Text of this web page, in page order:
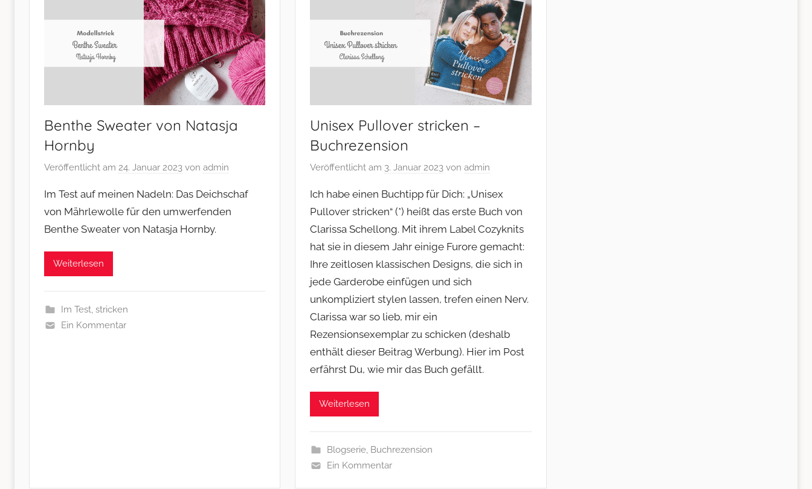
Benthe Sweater von Natasja
Hornby
Veröffentlicht am 24. Januar 2023 von admin
Im Test auf meinen Nadeln: Das Deichschaf
von Mährlewolle für den umwerfenden
Benthe Sweater von Natasja Hornby.
Weiterlesen
Im Test, stricken
Ein Kommentar
Unisex Pullover stricken –
Buchrezension
Veröffentlicht am 3. Januar 2023 vonadmin
Ich habe einen Buchtipp für Dich: „Unisex
Pullover stricken“ (*) heißt das erste Buch von
Clarissa Schellong. Mit ihrem Label Cozyknits
hat sie in diesem Jahr einige Furore gemacht:
Ihre zeitlosen klassischen Designs, die sich in
jede Garderobe einfügen und sich
unkompliziert stylen lassen, trefen einen Nerv.
Clarissa war so lieb, mir ein
Rezensionsexemplar zu schicken (deshalb
enthält dieser Beitrag Werbung). Hier im Post
erfährst Du, wie mir das Buch gefällt.
Weiterlesen
Blogserie, Buchrezension
Ein Kommentar